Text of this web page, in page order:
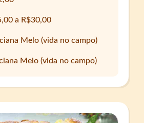
a R$30,00
Melo (vida no campo)
Melo (vida no campo)